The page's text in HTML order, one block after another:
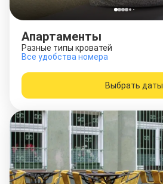
Апартаменты
Разные типы кроватей
Все удобства номера
Выбрать даты